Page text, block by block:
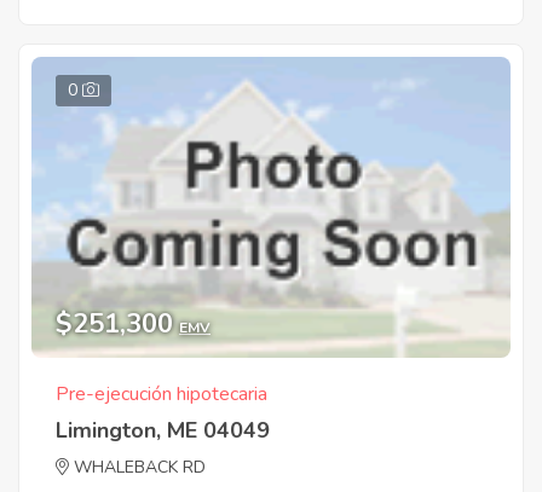
0
$251,300 EMV
Pre-ejecución hipotecaria
Limington, ME 04049
WHALEBACK RD